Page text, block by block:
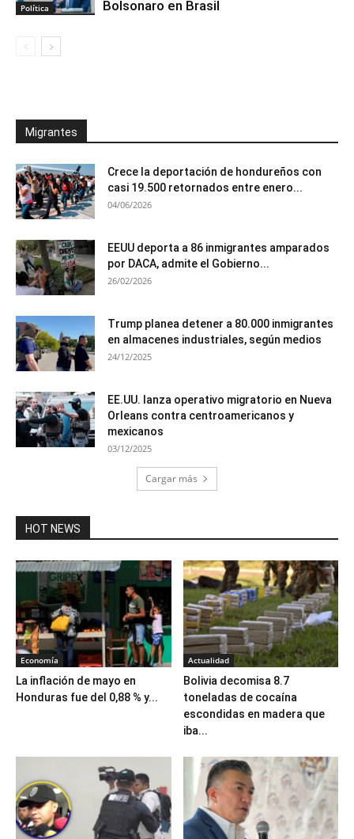
Política Bolsonaro en Brasil
Migrantes
Crece la deportación de hondureños con
casi 19.500 retornados entre enero...
04/06/2026
EEUU deporta a 86 inmigrantes amparados
por DACA, admite el Gobierno...
26/02/2026
Trump planea detener a 80.000 inmigrantes
en almacenes industriales, según medios
24/12/2025
EE.UU. lanza operativo migratorio en Nueva
Orleans contra centroamericanos y
mexicanos
03/12/2025
Cargar más
HOT NEWS
Economía
La inflación de mayo en
Honduras fue del 0,88 % y...
Actualidad
Bolivia decomisa 8.7
toneladas de cocaína
escondidas en madera que
iba...